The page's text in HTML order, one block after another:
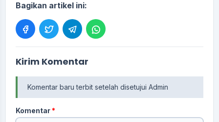
Bagikan artikel ini:
Kirim Komentar
Komentar baru terbit setelah disetujui Admin
Komentar*